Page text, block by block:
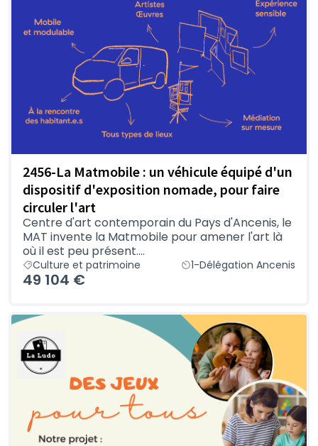
2456-La Matmobile : un véhicule équipé d'un
dispositif d'exposition nomade, pour faire
circuler l'art
Centre d'art contemporain du Pays d'Ancenis, le
MAT invente la Matmobile pour amener l'art là
où il est peu présent....
Culture et patrimoine 1-Délégation Ancenis
49 104 €